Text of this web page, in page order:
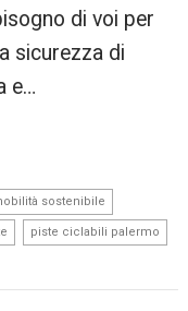
di voi per
sicurezza di
e…
sostenibile
piste ciclabili palermo